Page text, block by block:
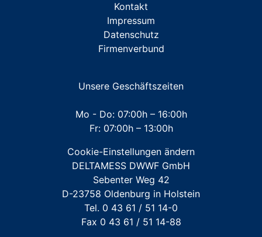
ZUBEHÖR Messkapsel TKS
ZUBEHÖR Messkapsel KOAX G2
ZUBEHÖR Werkzeuge
Großwasserzähler
Für FREMDFABRIKATE: Wasserzähler für Austausch-
und Erstinstallation
Kontakt
Impressum
Datenschutz
Firmenverbund
Unsere Geschäftszeiten
Mo - Do: 07:00h – 16:00h
Fr: 07:00h – 13:00h
Cookie-Einstellungen ändern
DELTAMESS DWWF GmbH
Sebenter Weg 42
D-23758 Oldenburg in Holstein
Tel. 0 43 61 / 51 14-0
Fax 0 43 61 / 51 14-88